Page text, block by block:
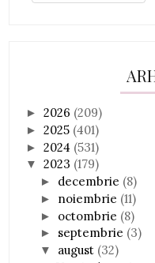
►2026 (209)
►2025 (401)
►2024 (531)
▼2023 (179)
► decembrie (8)
► noiembrie (11)
► octombrie (8)
► septembrie (3)
▼ august (32)